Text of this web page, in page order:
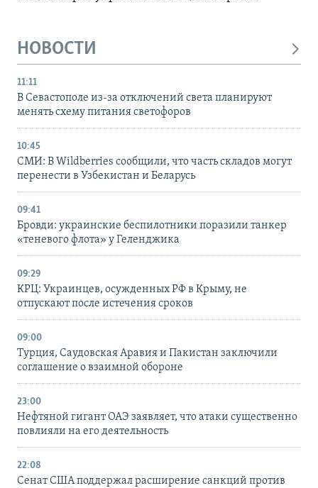
НОВОСТИ
11:11
В Севастополе из-за отключений света планируют
менять схему питания светофоров
10:45
СМИ: В Wildberries сообщили, что часть складов могут
перенести в Узбекистан и Беларусь
09:41
Бровди: украинские беспилотники поразили танкер
«теневого флота» у Геленджика
09:29
КРЦ: Украинцев, осужденных РФ в Крыму, не
отпускают после истечения сроков
09:00
Турция, Саудовская Аравия и Пакистан заключили
соглашение о взаимной обороне
23:00
Нефтяной гигант ОАЭ заявляет, что атаки существенно
повлияли на его деятельность
22:08
Сенат США поддержал расширение санкций против